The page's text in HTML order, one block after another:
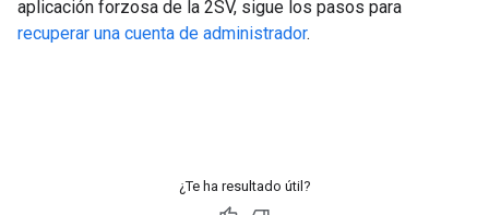
aplicación forzosa de la 2SV, sigue los pasos para
recuperar una cuenta de administrador.
¿Te ha resultado útil?